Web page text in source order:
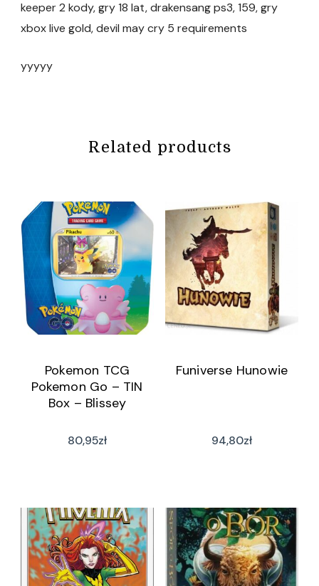
keeper 2 kody, gry 18 lat, drakensang ps3, 159, gry
xbox live gold, devil may cry 5 requirements
yyyyy
Related products
Pokemon TCG
Pokemon Go – TIN
Box – Blissey
80,95zł
Funiverse Hunowie
94,80zł